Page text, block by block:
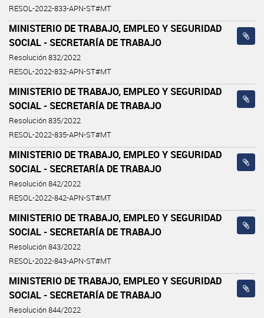
RESOL-2022-833-APN-ST#MT
MINISTERIO DE TRABAJO, EMPLEO Y SEGURIDAD
SOCIAL - SECRETARÍA DE TRABAJO
Resolución 832/2022
RESOL-2022-832-APN-ST#MT
MINISTERIO DE TRABAJO, EMPLEO Y SEGURIDAD
SOCIAL - SECRETARÍA DE TRABAJO
Resolución 835/2022
RESOL-2022-835-APN-ST#MT
MINISTERIO DE TRABAJO, EMPLEO Y SEGURIDAD
SOCIAL - SECRETARÍA DE TRABAJO
Resolución 842/2022
RESOL-2022-842-APN-ST#MT
MINISTERIO DE TRABAJO, EMPLEO Y SEGURIDAD
SOCIAL - SECRETARÍA DE TRABAJO
Resolución 843/2022
RESOL-2022-843-APN-ST#MT
MINISTERIO DE TRABAJO, EMPLEO Y SEGURIDAD
SOCIAL - SECRETARÍA DE TRABAJO
Resolución 844/2022